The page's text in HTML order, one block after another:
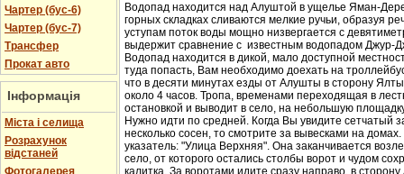
Чартер (бус-6)
Чартер (бус-7)
Трансфер
Прокат авто
Інформація
Міста і селища
Розрахунок
відстаней
Фотогалерея
Водопад находится над Алуштой в ущелье Яман-
горных складках сливаются мелкие ручьи, образуя
уступам поток воды мощно низвергается с
выдержит сравнение с известным водопадом Джур-
Водопад находится в дикой, мало доступной
туда попасть, Вам необходимо доехать на
что в десяти минутах езды от Алушты в сторону
около 4 часов. Тропа, временами переходящая в
остановкой и выводит в село, на небольшую
Нужно идти по средней. Когда Вы увидите сетчатый
несколько сосен, то смотрите за вывесками на
указатель: "Улица Верхняя". Она заканчивается
село, от которого остались столбы ворот и чудом
калитка. За воротами идите сразу направо, в